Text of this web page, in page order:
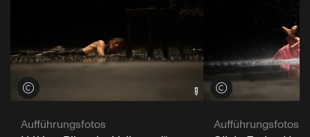
Credits öffnen
Aufführungsfotos
Credits öffnen
Aufführungsfotos